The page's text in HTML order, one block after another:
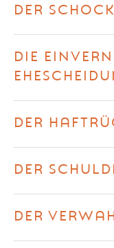
DER
DIE
DER
DER
DER